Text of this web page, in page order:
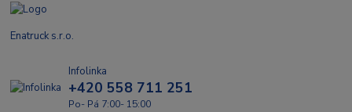
Enatruck s.r.o.
Infolinka
+420 558 711 251
Po- Pá 7:00- 15:00